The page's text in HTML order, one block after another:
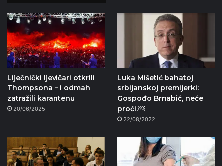
Liječnički ljevičari otkrili
Thompsona – i odmah
zatražili karantenu
20/06/2025
Luka Mišetić bahatoj
srbijanskoj premijerki:
Gospođo Brnabić, neće
proći.￼
22/08/2022